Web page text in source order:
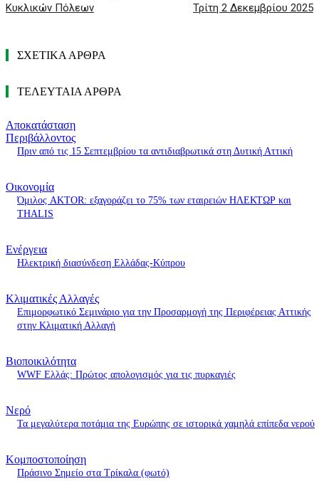
Κυκλικών Πόλεων
Τρίτη 2 Δεκεμβρίου 2025
ΣΧΕΤΙΚΑ ΑΡΘΡΑ
ΤΕΛΕΥΤΑΙΑ ΑΡΘΡΑ
Αποκατάσταση
Περιβάλλοντος
Πριν από τις 15 Σεπτεμβρίου τα αντιδιαβρωτικά στη Δυτική Αττική
Οικονομία
Όμιλος AKTOR: εξαγοράζει το 75% των εταιρειών ΗΛΕΚΤΩΡ και
THALIS
Ενέργεια
Ηλεκτρική διασύνδεση Ελλάδας-Κύπρου
Κλιματικές Αλλαγές
Επιμορφωτικό Σεμινάριο για την Προσαρμογή της Περιφέρειας Αττικής
στην Κλιματική Αλλαγή
Βιοποικιλότητα
WWF Ελλάς: Πρώτος απολογισμός για τις πυρκαγιές
Νερό
Τα μεγαλύτερα ποτάμια της Ευρώπης σε ιστορικά χαμηλά επίπεδα νερού
Κομποστοποίηση
Πράσινο Σημείο στα Τρίκαλα (φωτό)